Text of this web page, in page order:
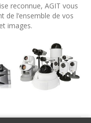
reconnue, AGIT vous
de l’ensemble de vos
images.